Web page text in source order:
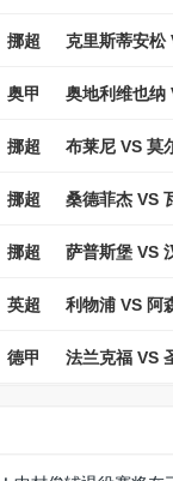
挪超 克里斯蒂安松
奥甲 奥地利维也纳
挪超 布莱尼 VS 莫
挪超 桑德菲杰 VS
挪超 萨普斯堡 VS
英超 利物浦 VS 阿
德甲 法兰克福 VS